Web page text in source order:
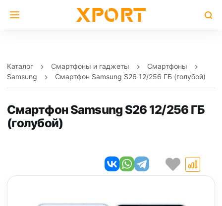
Каталог Смартфоны и гаджеты
Смартфоны
Samsung
Смартфон Samsung S26 12/256 ГБ (голубой)
Смартфон Samsung S26 12/256 ГБ
(голубой)